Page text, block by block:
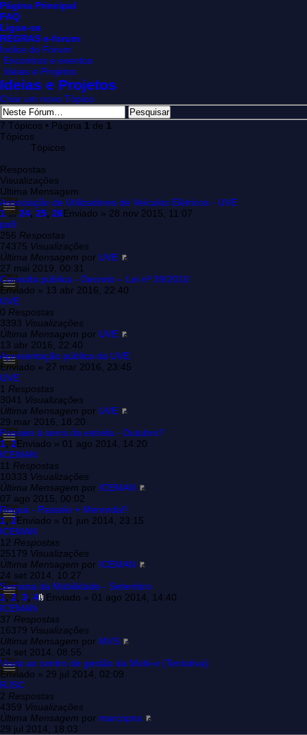
Página Principal
FAQ
Ligue-se
REGRAS e-forum
Índice do Fórum
Encontros e eventos
Ideias e Projetos
Ideias e Projetos
Criar um novo Tópico
7 Tópicos • Página 1 de 1
Tópicos
Tópicos
Respostas
Visualizações
Última Mensagem
Associação de Utilizadores de Veículos Elétricos - UVE
1...24, 25, 26Enviado » 28 nov 2015, 11:07
pafi
256 Respostas
74375 Visualizações
Última Mensagem por UVE
27 mai 2019, 00:31
Consulta pública - Decreto – Lei nº 39/2010
Enviado » 13 abr 2016, 22:40
UVE
0 Respostas
3393 Visualizações
Última Mensagem por UVE
13 abr 2016, 22:40
Apresentação pública da UVE
Enviado » 27 mar 2016, 23:45
UVE
1 Respostas
3041 Visualizações
Última Mensagem por UVE
29 mar 2016, 18:20
Passeio à serra da estrela - Outubro?
1,2Enviado » 01 ago 2014, 14:20
ICEMAN
11 Respostas
10333 Visualizações
Última Mensagem por ICEMAN
07 ago 2015, 00:02
Régua - Passeio + Merenda!!
1,2Enviado » 01 jun 2014, 23:15
ICEMAN
12 Respostas
25179 Visualizações
Última Mensagem por ICEMAN
24 set 2014, 10:27
Semana da Mobilidade - Setembro
1,2, 3, 4
Enviado » 01 ago 2014, 14:40
ICEMAN
37 Respostas
16379 Visualizações
Última Mensagem por MVS
24 set 2014, 08:55
Visita ao centro de gestão da Mobi-e (Tentativa)
Enviado » 29 jul 2014, 02:09
RJSC
2 Respostas
4359 Visualizações
Última Mensagem por marcopns
29 jul 2014, 18:03